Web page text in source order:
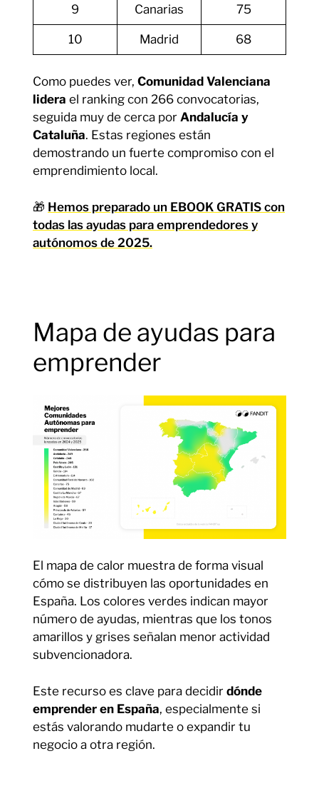
9 Canarias 75
10 Madrid 68
Como puedes ver, Comunidad Valenciana
lidera el ranking con 266 convocatorias,
seguida muy de cerca por Andalucía y
Cataluña. Estas regiones están
demostrando un fuerte compromiso con el
emprendimiento local.
🎁 Hemos preparado un EBOOK GRATIS con
todas las ayudas para emprendedores y
autónomos de 2025.
Mapa de ayudas para
emprender
El mapa de calor muestra de forma visual
cómo se distribuyen las oportunidades en
España. Los colores verdes indican mayor
número de ayudas, mientras que los tonos
amarillos y grises señalan menor actividad
subvencionadora.
Este recurso es clave para decidir dónde
emprender en España, especialmente si
estás valorando mudarte o expandir tu
negocio a otra región.